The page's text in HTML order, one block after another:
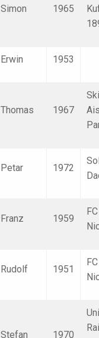
Simon 1965
Erwin 1953
Thomas 1967
Petar 1972
Franz 1959
FC
Rudolf 1951
FC
Stefan 1970